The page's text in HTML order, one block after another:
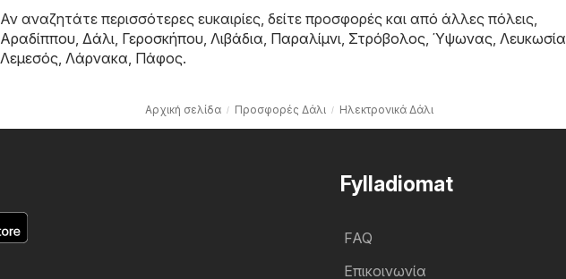
Αν αναζητάτε περισσότερες ευκαιρίες, δείτε προσφορές και από άλλες πόλεις,
Αραδίππου Δάλι Γεροσκήπου Λιβάδια Παραλίμνι Στρόβολος Ύψωνας Λευκωσία
Λεμεσός Λάρνακα Πάφος.
Αρχική σελίδα Προσφορές Δάλι Hλεκτρονικά Δάλι
Fylladiomat
FAQ
Επικοινωνία